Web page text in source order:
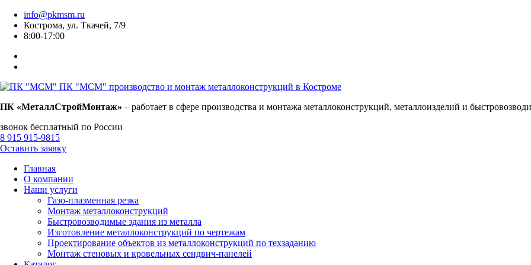
info@pkmsm.ru
Кострома, ул. Ткачей, 7/9
8:00-17:00
ПК "МСМ" производство и монтаж металлоконструкций в Костроме
ПК «МеталлСтройМонтаж» – работает в сфере производства и монтажа металлоконструкций, металлоизделий и
звонок бесплатный по России
8 915 915-9815
Оставить заявку
Главная
О компании
Наши услуги
Газо-плазменная резка
Монтаж металлоконструкций
Быстровозводимые здания из металла
Изготовление металлоконструкций по чертежам
Проектирование объектов из металлоконструкций по техзаданию
Монтаж стеновых и кровельных сендвич-панелей